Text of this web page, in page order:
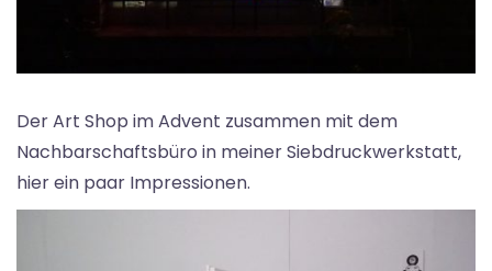
Der Art Shop im Advent zusammen mit dem
Nachbarschaftsbüro in meiner Siebdruckwerkstatt,
hier ein paar Impressionen.